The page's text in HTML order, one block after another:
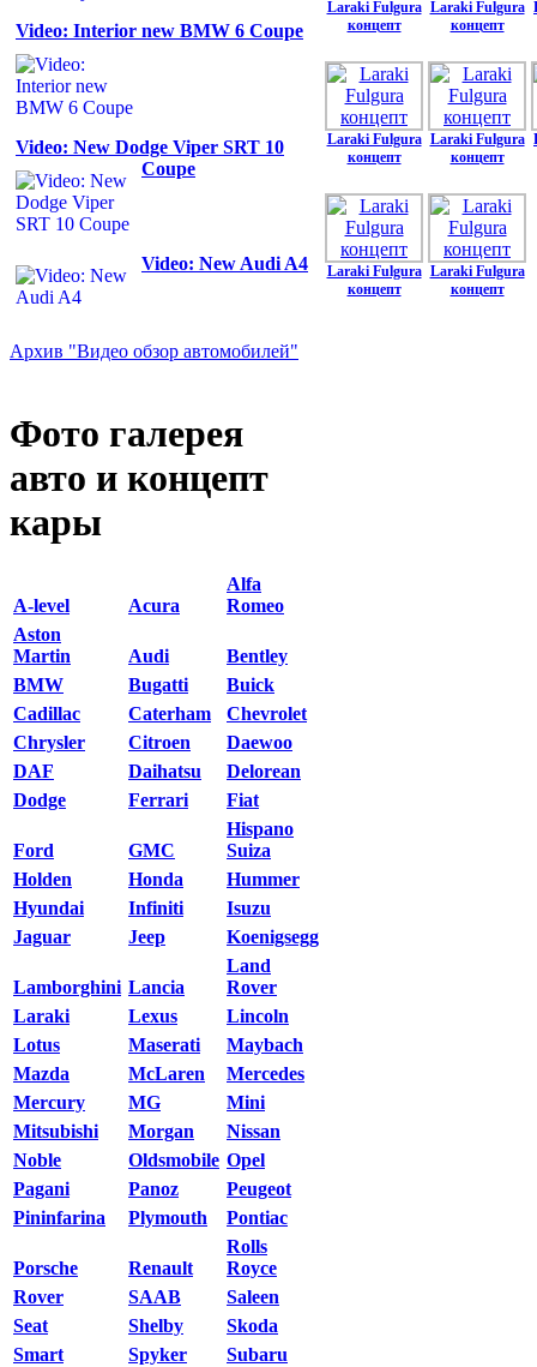
Video: Interior new BMW 6 Coupe
Video: New Dodge Viper SRT 10
Coupe
Video: New Audi A4
Архив "Видео обзор автомобилей"
Фото галерея
авто и концепт
кары
A-level Acura
Alfa
Romeo
Aston
Martin
Audi
Bentley
BMW
Bugatti
Buick
Cadillac
Caterham
Chevrolet
Chrysler
Citroen
Daewoo
DAF
Daihatsu
Delorean
Dodge
Ferrari Fiat
Ford GMC
Hispano
Suiza
Holden
Honda
Hummer
Hyundai
Infiniti
Isuzu
Jaguar
Jeep Koenigsegg
Lamborghini Lancia
Land
Rover
Laraki
Lexus
Lincoln
Lotus
Maserati
Maybach
Mazda
McLaren
Mercedes
Mercury
MG
Mini
Mitsubishi
Morgan
Nissan
Noble
Oldsmobile Opel
Pagani
Panoz
Peugeot
Pininfarina
Plymouth Pontiac
Porsche Renault
Rolls
Royce
Rover
SAAB
Saleen
Seat
Shelby
Skoda
Smart
Spyker
Subaru
Laraki Fulgura
концепт
Laraki Fulgura
концепт
Laraki Fulgura
концепт
Laraki Fulgura
концепт
Laraki Fulgura
концепт
Laraki Fulgura
концепт